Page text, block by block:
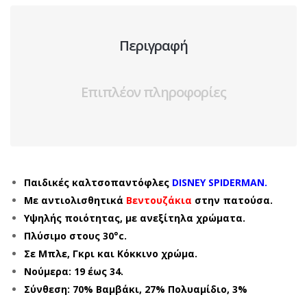
Περιγραφή
Επιπλέον πληροφορίες
Παιδικές καλτσοπαντόφλες DISNEY SPIDERMAN.
Με αντιολισθητικά Βεντουζάκια στην πατούσα.
Υψηλής ποιότητας, με ανεξίτηλα χρώματα.
Πλύσιμο στους 30°c.
Σε Μπλε, Γκρι και Κόκκινο χρώμα.
Νούμερα: 19 έως 34.
Σύνθεση: 70% Βαμβάκι, 27% Πολυαμίδιο, 3%